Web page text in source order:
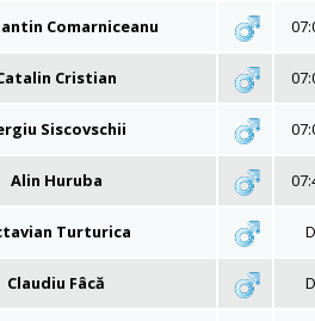
Comarniceanu
Cristian
Siscovschii
Alin Huruba
Turturica
Claudiu Fâcă